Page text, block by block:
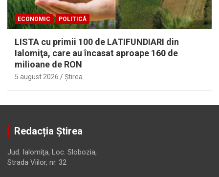
ECONOMIC POLITICĂ
LISTA cu primii 100 de LATIFUNDIARI din
Ialomiţa, care au încasat aproape 160 de
milioane de RON
5 august 2026 Ştirea
Redacția Știrea
Jud. Ialomiţa, Loc. Slobozia,
Strada Viilor, nr. 32